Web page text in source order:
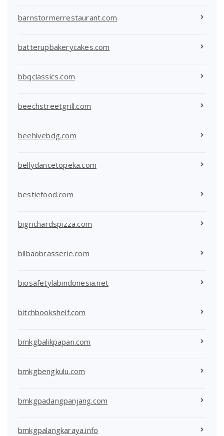
barnstormerrestaurant.com
batterupbakerycakes.com
bbqclassics.com
beechstreetgrill.com
beehivebdg.com
bellydancetopeka.com
bestiefood.com
bigrichardspizza.com
bilbaobrasserie.com
biosafetylabindonesia.net
bitchbookshelf.com
bmkgbalikpapan.com
bmkgbengkulu.com
bmkgpadangpanjang.com
bmkgpalangkaraya.info